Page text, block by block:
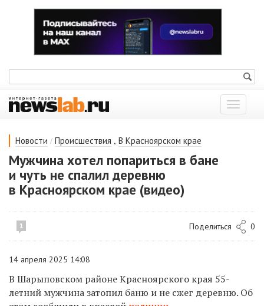
Показать
меню
Новости / Происшествия , В Красноярском крае
Мужчина хотел попариться в бане
и чуть не спалил деревню
в Красноярском крае (видео)
1 Поделиться 0
14 апреля 2025 14:08
В Шарыповском районе Красноярского края 55-
летний мужчина затопил баню и не сжег деревню. Об